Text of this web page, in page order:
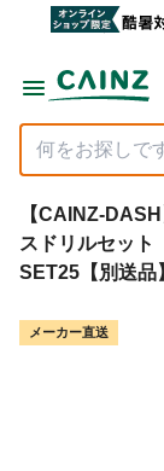
【CAINZ-
スドリルセッ
SET25【別送品
メーカー直送